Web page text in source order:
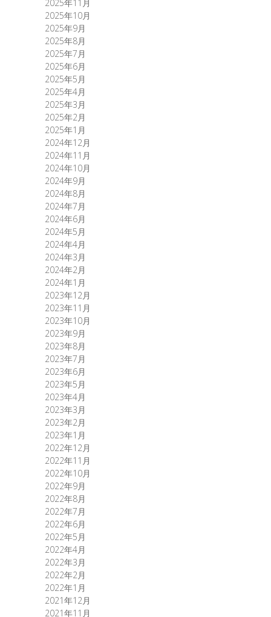
2025年11月
2025年10月
2025年9月
2025年8月
2025年7月
2025年6月
2025年5月
2025年4月
2025年3月
2025年2月
2025年1月
2024年12月
2024年11月
2024年10月
2024年9月
2024年8月
2024年7月
2024年6月
2024年5月
2024年4月
2024年3月
2024年2月
2024年1月
2023年12月
2023年11月
2023年10月
2023年9月
2023年8月
2023年7月
2023年6月
2023年5月
2023年4月
2023年3月
2023年2月
2023年1月
2022年12月
2022年11月
2022年10月
2022年9月
2022年8月
2022年7月
2022年6月
2022年5月
2022年4月
2022年3月
2022年2月
2022年1月
2021年12月
2021年11月